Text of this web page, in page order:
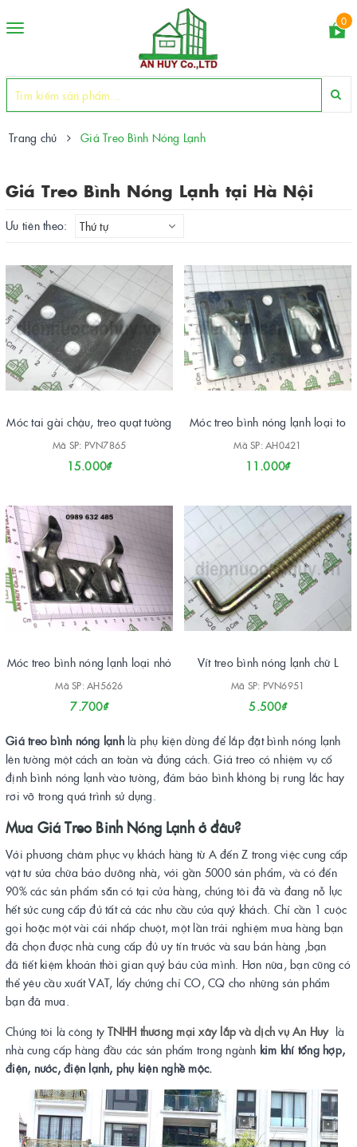
Toggle
0
Trang chủ Giá Treo Bình Nóng Lạnh
Giá Treo Bình Nóng Lạnh tại Hà Nội
Ưu tiên theo: Thứ tự
Móc tai gài chậu, treo quạt tường
Mã SP: PVN7865
15.000₫
Móc treo bình nóng lạnh loại to
Mã SP: AH0421
11.000₫
Móc treo bình nóng lạnh loại nhỏ
Mã SP: AH5626
7.700₫
Vít treo bình nóng lạnh chữ L
Mã SP: PVN6951
5.500₫
Giá treo bình nóng lạnhlà phụ kiện dùng để lắp đặt bình nóng lạnh
lên tường một cách an toàn và đúng cách. Giá treo có nhiệm vụ cố
định bình nóng lạnh vào tường, đảm bảo bình không bị rung lắc hay
rơi vỡ trong quá trình sử dụng.
Mua Giá Treo Binh Nóng Lạnh ở đâu?
Với phương châm phục vụ khách hàng từ A đến Z trong việc cung cấp
vật tư sửa chữa bảo dưỡng nhà, với gần 5000 sản phẩm, và có đến
90% các sản phẩm sẵn có tại cửa hàng, chúng tôi đã và đang nỗ lực
hết sức cung cấp đủ tất cả các nhu cầu của quý khách. Chỉ cần 1 cuộc
gọi hoặc một vài cái nhấp chuột, một lần trải nghiệm mua hàng bạn
đã chọn được nhà cung cấp đủ uy tín trước và sau bán hàng ,bạn
đã tiết kiệm khoản thời gian quý báu của mình. Hơn nữa, bạn cũng có
thể yêu cầu xuất VAT, lấy chứng chỉ CO, CQ cho những sản phẩm
bạn đã mua.
Chúng tôi là công tyTNHH thương mại xây lắp và dịch vụ An Huy là
nhà cung cấp hàng đầu các sản phẩm trong ngành kim khí tổng hợp,
điện, nước, điện lạnh, phụ kiện nghề mộc.